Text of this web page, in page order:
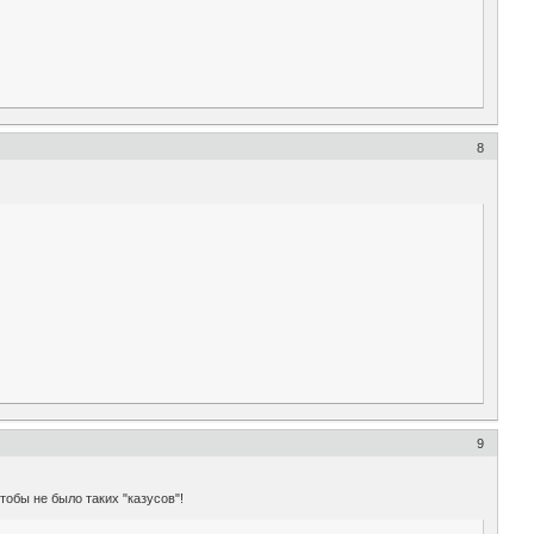
8
9
не было таких "казусов"!